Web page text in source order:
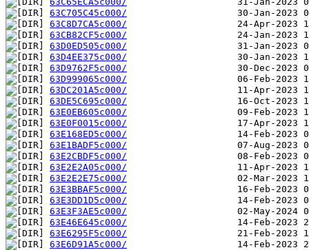
63C705C45c000/
63C8D7CA5c000/
63CB82CF5c000/
63D0ED505c000/
63D4EE375c000/
63D9762F5c000/
63D999065c000/
63DC201A5c000/
63DE5C695c000/
63E0EB605c000/
63E0F0015c000/
63E168ED5c000/
63E1BADF5c000/
63E2CBDF5c000/
63E2E2A05c000/
63E2E2E75c000/
63E3BBAF5c000/
63E3DD1D5c000/
63E3F3AE5c000/
63E46E645c000/
63E6295F5c000/
63E6D91A5c000/